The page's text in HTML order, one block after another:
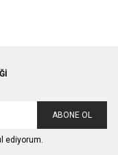
ABONE OL
ediyorum.